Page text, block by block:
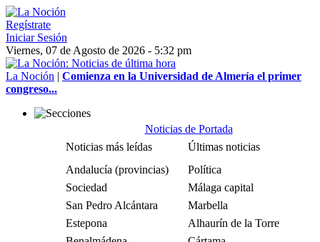
Regístrate
Iniciar Sesión
Viernes, 07 de Agosto de 2026 - 5:32 pm
La Noción | Comienza en la Universidad de Almería el primer
congreso...
Noticias de Portada
Noticias más leídas
Últimas noticias
Andalucía (provincias)
Política
Sociedad
Málaga capital
San Pedro Alcántara
Marbella
Estepona
Alhaurín de la Torre